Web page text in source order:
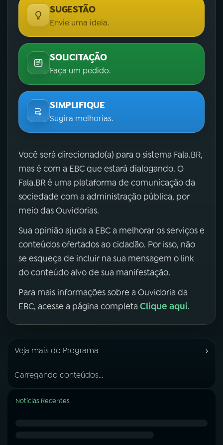
SUGESTÃO
Envie uma ideia.
SOLICITAÇÃO
Faça um pedido.
SIMPLIFIQUE
Sugira melhorias.
Você será direcionado(a) para o sistema Fala.BR,
mas é com a EBC que estará dialogando. O
Fala.BR é uma plataforma de comunicação da
sociedade com a administração pública, por
meio das Ouvidorias.
Sua opinião ajuda a EBC a melhorar os serviços e
conteúdos ofertados ao cidadão. Por isso, não
se esqueça de incluir na sua mensagem o link
do conteúdo alvo de sua manifestação.
Para mais informações sobre a Ouvidoria da
EBC, acesse a página completa Clique aqui.
Veja mais do Programa ›
Carregando conteúdos...
Notícias Recentes